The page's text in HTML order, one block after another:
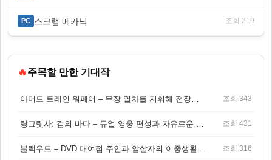
PC 스크랩 메카닉 조회 219
🔥주목할 만한 기대작
조회 343
조회 431
조회 316